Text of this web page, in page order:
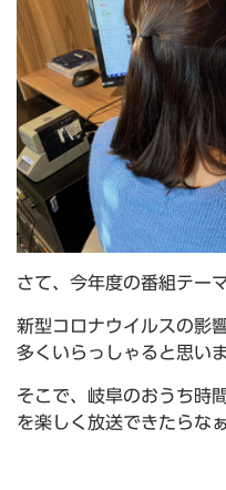
さて、今年度の番組テー
新型コロナウイルスの影
多くいらっしゃると思いま
そこで、岐阜のおうち時
を楽しく放送できたらな